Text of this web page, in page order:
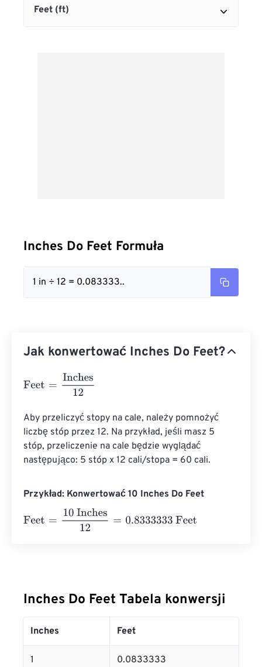
Inches Do Feet Formuła
1 in ÷ 12 = 0.083333..
Jak konwertować Inches Do Feet?
Feet= Inches12
Aby przeliczyć stopy na cale, należy pomnożyć
liczbę stóp przez 12. Na przykład, jeśli masz 5
stóp, przeliczenie na cale będzie wyglądać
następująco: 5 stóp x 12 cali/stopa = 60 cali.
Przykład: Konwertować 10 Inches Do Feet
Feet = 10 Inches12=0.8333333 Feet
Inches Do Feet Tabela konwersji
Inches Feet
1 0.0833333